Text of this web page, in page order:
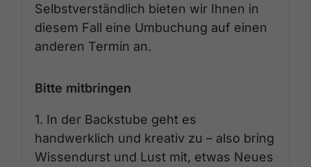
Selbstverständlich bieten wir Ihnen in
diesem Fall eine Umbuchung auf einen
anderen Termin an.
Bitte mitbringen
1. In der Backstube geht es
handwerklich und kreativ zu – also bring
Wissendurst und Lust mit, etwas Neues